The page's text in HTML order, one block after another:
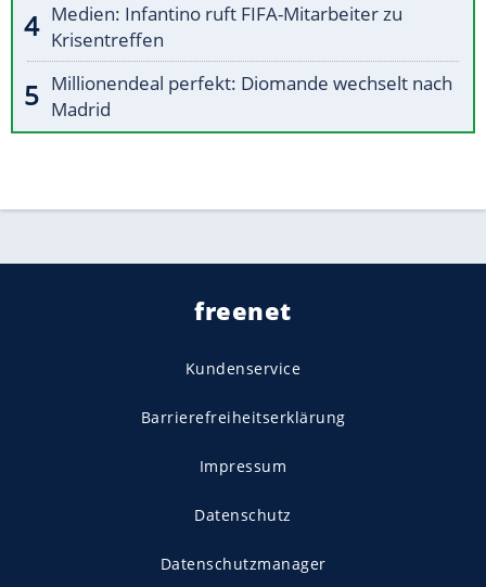
Medien: Infantino ruft FIFA-Mitarbeiter zu
Krisentreffen
Millionendeal perfekt: Diomande wechselt nach
Madrid
freenet
Kundenservice
Barrierefreiheitserklärung
Impressum
Datenschutz
Datenschutzmanager